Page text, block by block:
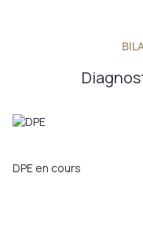
DPE en cours